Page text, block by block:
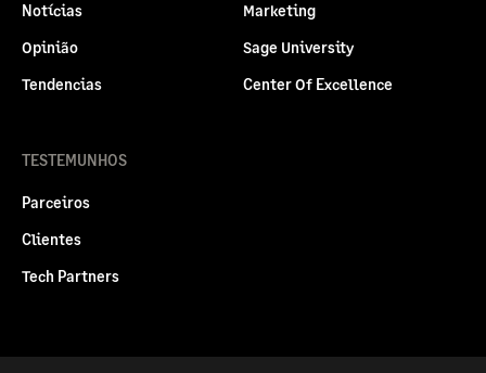
Notícias
Opinião
Tendencias
Marketing
Sage University
Center Of Excellence
TESTEMUNHOS
Parceiros
Clientes
Tech Partners